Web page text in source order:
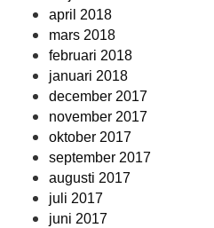
april 2018
mars 2018
februari 2018
januari 2018
december 2017
november 2017
oktober 2017
september 2017
augusti 2017
juli 2017
juni 2017